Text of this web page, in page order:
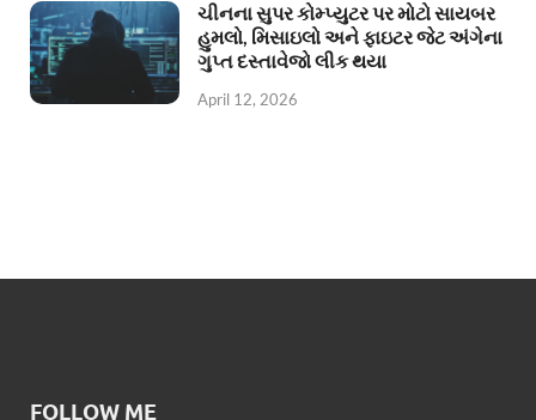
ચીનના સુપર કોમ્પ્યુટર પર મોટો સાયબર
હુમલો, મિસાઇલો અને ફાઇટર જેટ અંગેના
ગુપ્ત દસ્તાવેજો લીક થયા
April 12, 2026
FOLLOW ME